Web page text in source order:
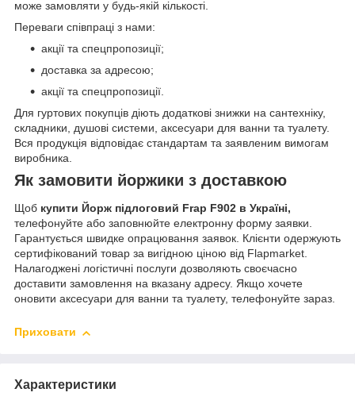
може замовляти у будь-якій кількості.
Переваги співпраці з нами:
акції та спецпропозиції;
доставка за адресою;
акції та спецпропозиції.
Для гуртових покупців діють додаткові знижки на сантехніку,
складники, душові системи, аксесуари для ванни та туалету.
Вся продукція відповідає стандартам та заявленим вимогам
виробника.
Як замовити йоржики з доставкою
Щоб купити Йорж підлоговий Frap F902 в Україні,
телефонуйте або заповнюйте електронну форму заявки.
Гарантується швидке опрацювання заявок. Клієнти одержують
сертифікований товар за вигідною ціною від Flapmarket.
Налагоджені логістичні послуги дозволяють своєчасно
доставити замовлення на вказану адресу. Якщо хочете
оновити аксесуари для ванни та туалету, телефонуйте зараз.
Приховати
Характеристики